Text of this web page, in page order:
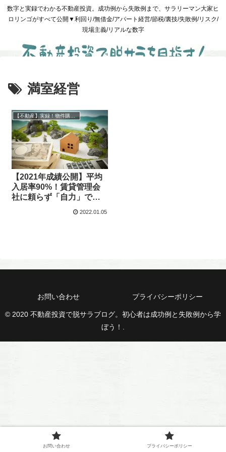
数字と実録でわかる不動産投資。成功例から失敗例まで、サラリーマン大家ヒ
ロリンゴがすべて公開▼利回り/無借金/アパート経営/節税/裏技/失敗例/リスク/
現場主義/リアルな数字
満室経営
【2021年成績公開】平均
入居率90%！賃貸管理会
社に頼らず「自力」で満
2022.01.05
お問い合わせ プライバシーポリシー
© 2020 不動産投資で脱サラブログ。初心者は成功例と失敗例から学
ぼう！.
お問い合わせ プライバシーポリシー